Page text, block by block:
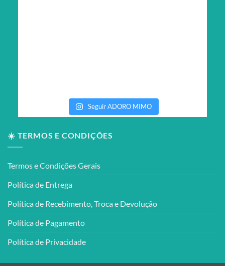
Seguir ADORO MIMO
☀️ TERMOS E CONDIÇÕES
Termos e Condições Gerais
Política de Entrega
Política de Recebimento, Troca e Devolução
Política de Pagamento
Política de Privacidade